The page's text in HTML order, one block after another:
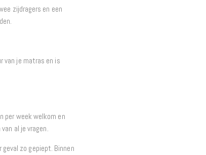
zijdragers en een
van je matras en is
per week welkom en
al je vragen.
geval zo gepiept. Binnen